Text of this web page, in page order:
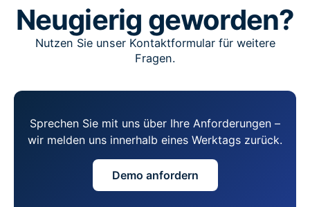
Neugierig geworden?
Nutzen Sie unser Kontaktformular für weitere
Fragen.
Sprechen Sie mit uns über Ihre Anforderungen –
wir melden uns innerhalb eines Werktags zurück.
Demo anfordern